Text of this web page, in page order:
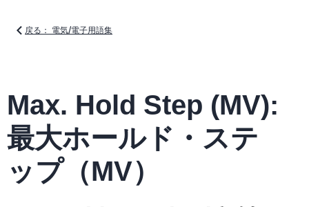
戻る： 電気/電子用語集
Max. Hold Step (MV):
最大ホールド・ステ
ップ（MV）